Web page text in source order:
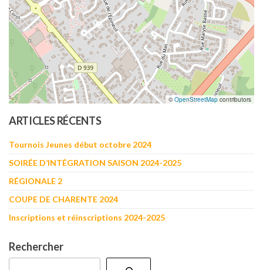
©OpenStreetMap contributors
ARTICLES RÉCENTS
Tournois Jeunes début octobre 2024
SOIRÉE D’INTÉGRATION SAISON 2024-2025
RÉGIONALE 2
COUPE DE CHARENTE 2024
Inscriptions et réinscriptions 2024-2025
Rechercher